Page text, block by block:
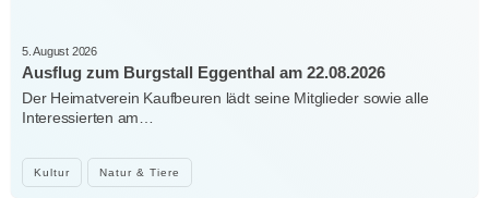
Kultur Natur & Tiere
5. August 2026
Ausflug zum Burgstall Eggenthal am 22.08.2026
Der Heimatverein Kaufbeuren lädt seine Mitglieder sowie alle
Interessierten am…